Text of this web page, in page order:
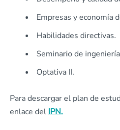
Empresas y economía
Habilidades directivas.
Seminario de
Optativa II.
Para descargar el plan de
enlace del IPN.